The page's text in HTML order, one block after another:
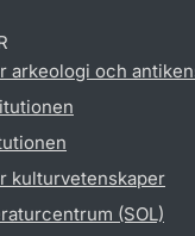
arkeologi och
kulturvetenskaper
(SOL)